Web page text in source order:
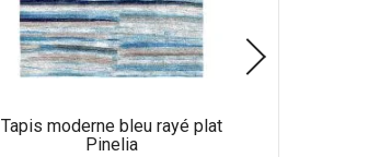
Tapis moderne bleu rayé plat
Pinelia